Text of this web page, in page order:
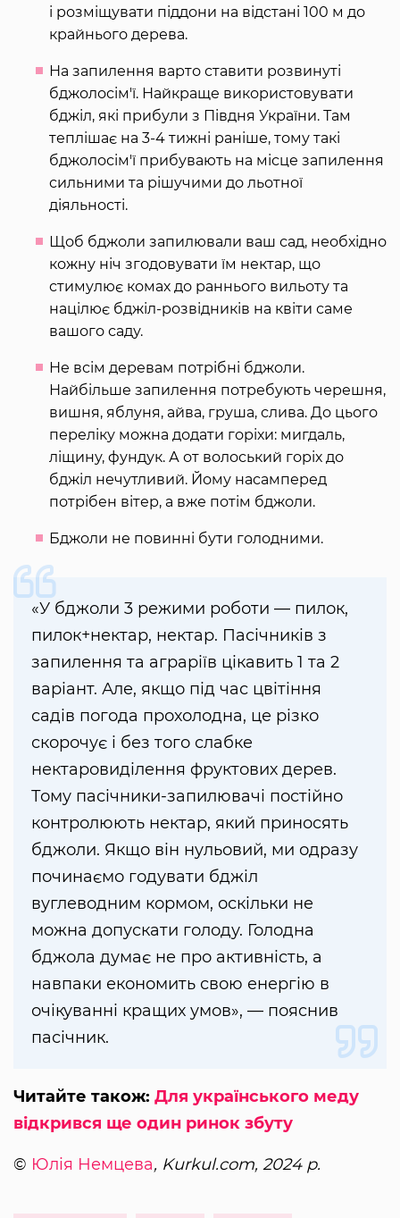
і розміщувати піддони на відстані 100 м до
крайнього дерева.
На запилення варто ставити розвинуті
бджолосім'ї. Найкраще використовувати
бджіл, які прибули з Півдня України. Там
теплішає на 3-4 тижні раніше, тому такі
бджолосім'ї прибувають на місце запилення
сильними та рішучими до льотної
діяльності.
Щоб бджоли запилювали ваш сад, необхідно
кожну ніч згодовувати їм нектар, що
стимулює комах до раннього вильоту та
націлює бджіл-розвідників на квіти саме
вашого саду.
Не всім деревам потрібні бджоли.
Найбільше запилення потребують черешня,
вишня, яблуня, айва, груша, слива. До цього
переліку можна додати горіхи: мигдаль,
ліщину, фундук. А от волоський горіх до
бджіл нечутливий. Йому насамперед
потрібен вітер, а вже потім бджоли.
Бджоли не повинні бути голодними.
«У бджоли 3 режими роботи — пилок,
пилок+нектар, нектар. Пасічників з
запилення та аграріїв цікавить 1 та 2
варіант. Але, якщо під час цвітіння
садів погода прохолодна, це різко
скорочує і без того слабке
нектаровиділення фруктових дерев.
Тому пасічники-запилювачі постійно
контролюють нектар, який приносять
бджоли. Якщо він нульовий, ми одразу
починаємо годувати бджіл
вуглеводним кормом, оскільки не
можна допускати голоду. Голодна
бджола думає не про активність, а
навпаки економить свою енергію в
очікуванні кращих умов», — пояснив
пасічник.
Читайте також: Для українського меду
відкрився ще один ринок збуту
© Юлія Немцева, Kurkul.com, 2024 р.